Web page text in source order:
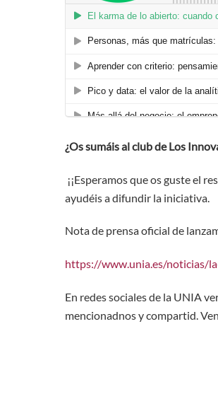
¿Os sumáis al club de Los
¡¡Esperamos que os guste el
ayudéis a difundir la iniciativa.
Nota de prensa oficial de
https://www.unia.es/noticias/
En redes sociales de la UNIA
mencionadnos y compartid.